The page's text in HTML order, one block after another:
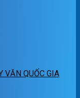
VĂN QUỐC GIA